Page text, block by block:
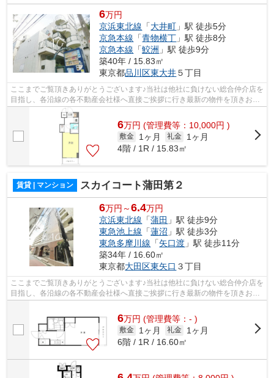
6万円
京浜東北線 「大井町 」駅 徒歩5分
京急本線 「青物横丁 」駅 徒歩8分
京急本線 「鮫洲 」駅 徒歩9分
築40年 / 15.83㎡
東京都品川区東大井５丁目
ここまでご覧頂きありがとうございます♪当社は他社に負けない総合仲介店を
目指し、各沿線の各不動産会社様へ直接ご挨拶に行き最新の物件を頂きお客
様へ提供しております！最新の情報は...
6万円 (管理費等：10,000円 )
敷金 1ヶ月 礼金
1ヶ月
4階 / 1R / 15.83㎡
賃貸 | マンション スカイコート蒲田第２
6万円～6.4万円
京浜東北線 「蒲田 」駅 徒歩9分
東急池上線 「蓮沼 」駅 徒歩3分
東急多摩川線 「矢口渡 」駅 徒歩11分
築34年 / 16.60㎡
東京都大田区東矢口 ３丁目
ここまでご覧頂きありがとうございます♪当社は他社に負けない総合仲介店を
目指し、各沿線の各不動産会社様へ直接ご挨拶に行き最新の物件を頂きお客
6万円 (管理費等：- )
敷金 1ヶ月 礼金
1ヶ月
6階 / 1R / 16.60㎡